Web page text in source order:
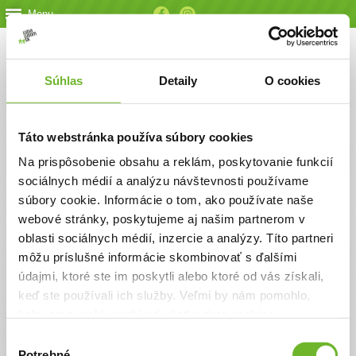
Súhlas Detaily O cookies
Táto webstránka používa súbory cookies
Na prispôsobenie obsahu a reklám, poskytovanie funkcií
sociálnych médií a analýzu návštevnosti používame
súbory cookie. Informácie o tom, ako používate naše
webové stránky, poskytujeme aj našim partnerom v
oblasti sociálnych médií, inzercie a analýzy. Títo partneri
môžu príslušné informácie skombinovať s ďalšími
údajmi, ktoré ste im poskytli alebo ktoré od vás získali,
keď ste používali ich služby. Veľmi by nám pomohlo,
Menu
Prihlásiť sa
Základné informácie Ďalšie informácie
Greenpeace Slovensko